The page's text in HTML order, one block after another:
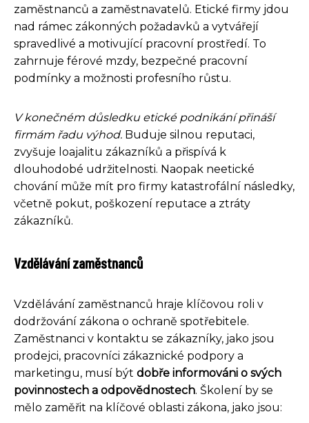
zaměstnanců a zaměstnavatelů. Etické firmy jdou
nad rámec zákonných požadavků a vytvářejí
spravedlivé a motivující pracovní prostředí. To
zahrnuje férové ​​mzdy, bezpečné pracovní
podmínky a možnosti profesního růstu.
V konečném důsledku etické podnikání přináší
firmám řadu výhod. Buduje silnou reputaci,
zvyšuje loajalitu zákazníků a přispívá k
dlouhodobé udržitelnosti. Naopak neetické
chování může mít pro firmy katastrofální následky,
včetně pokut, poškození reputace a ztráty
zákazníků.
Vzdělávání zaměstnanců
Vzdělávání zaměstnanců hraje klíčovou roli v
dodržování zákona o ochraně spotřebitele.
Zaměstnanci v kontaktu se zákazníky, jako jsou
prodejci, pracovníci zákaznické podpory a
marketingu, musí být dobře informováni o svých
povinnostech a odpovědnostech. Školení by se
mělo zaměřit na klíčové oblasti zákona, jako jsou: